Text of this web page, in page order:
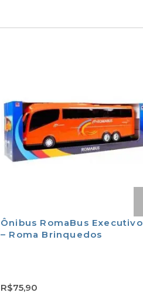
Ônibus RomaBus Executivo
– Roma Brinquedos
R$75,90